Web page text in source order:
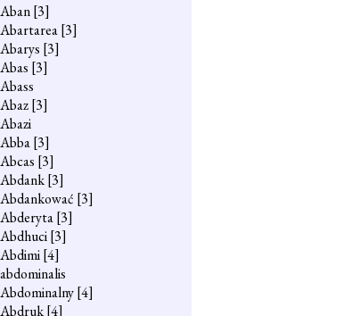
Aban[3]
Abartarea[3]
Abarys [3]
Abas [3]
Abass
Abaz[3]
Abazi
Abba[3]
Abcas [3]
Abdank[3]
Abdankować [3]
Abderyta[3]
Abdhuci[3]
Abdimi[4]
abdominalis
Abdominalny[4]
Abdruk[4]